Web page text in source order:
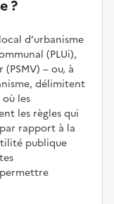
?
d’urbanisme
(PLUi),
– ou, à
délimitent
les
les règles qui
rapport à la
publique